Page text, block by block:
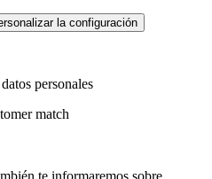
la configuración
personales
match
te informaremos sobre